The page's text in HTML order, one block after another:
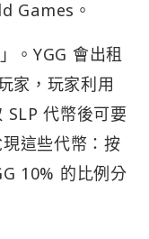
Games。
。YGG 會出租
家，玩家利用
代幣後可要
這些代幣：按
10% 的比例分